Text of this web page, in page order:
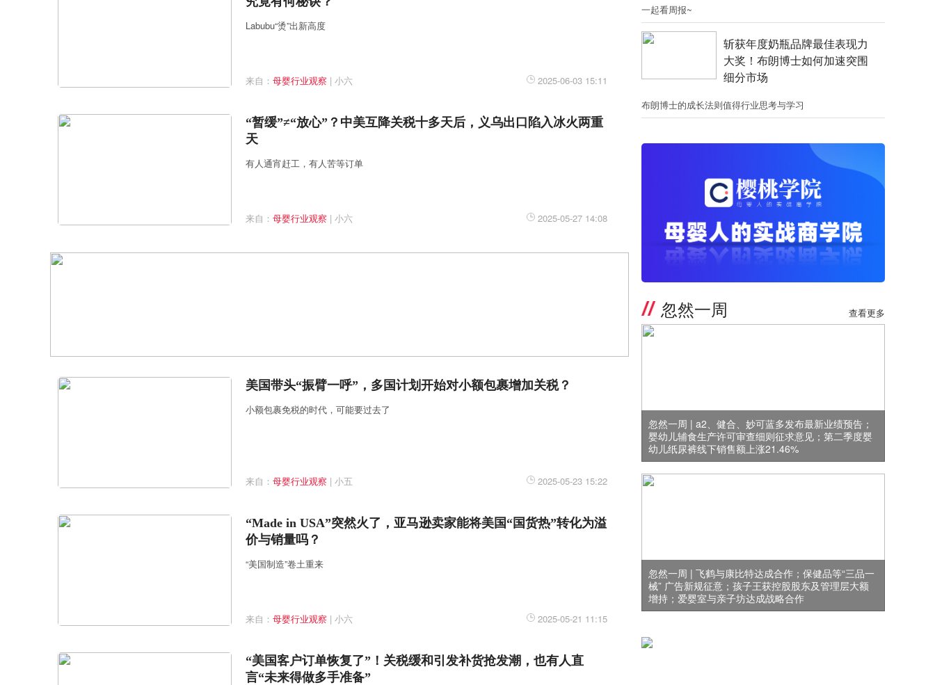
一起看周报~
斩获年度奶瓶品牌最佳表现力
大奖！布朗博士如何加速突围
细分市场
布朗博士的成长法则值得行业思考与学习
忽然一周 查看更多
忽然一周 | a2、健合、妙可蓝多发布最新业绩预告；
婴幼儿辅食生产许可审查细则征求意见；第二季度婴
幼儿纸尿裤线下销售额上涨21.46%
忽然一周 | 飞鹤与康比特达成合作；保健品等“三品一
械” 广告新规征意；孩子王获控股股东及管理层大额
增持；爱婴室与亲子坊达成战略合作
Labubu“烫”出新高度
来自： 母婴行业观察 | 小六 2025-06-03 15:11
“暂缓”≠“放心”？中美互降关税十多天后，义乌出口陷入冰火两重
天
有人通宵赶工，有人苦等订单
来自： 母婴行业观察 | 小六 2025-05-27 14:08
美国带头“振臂一呼”，多国计划开始对小额包裹增加关税？
小额包裹免税的时代，可能要过去了
来自： 母婴行业观察 | 小五 2025-05-23 15:22
“Made in USA”突然火了，亚马逊卖家能将美国“国货热”转化为溢
价与销量吗？
“美国制造”卷土重来
来自： 母婴行业观察 | 小六 2025-05-21 11:15
“美国客户订单恢复了”！关税缓和引发补货抢发潮，也有人直
言“未来得做多手准备”